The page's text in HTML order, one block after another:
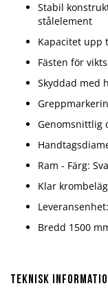
Stabil
stålelement
Kapacitet upp
Fästen för
Skyddad med
Genomsnittlig
Ram - Färg:
Klar
Bredd 1500
Teknisk